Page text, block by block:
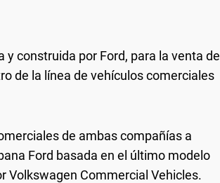
construida por Ford, para la venta de
de la línea de vehículos comerciales
de ambas compañías a
Ford basada en el último modelo
Volkswagen Commercial Vehicles.